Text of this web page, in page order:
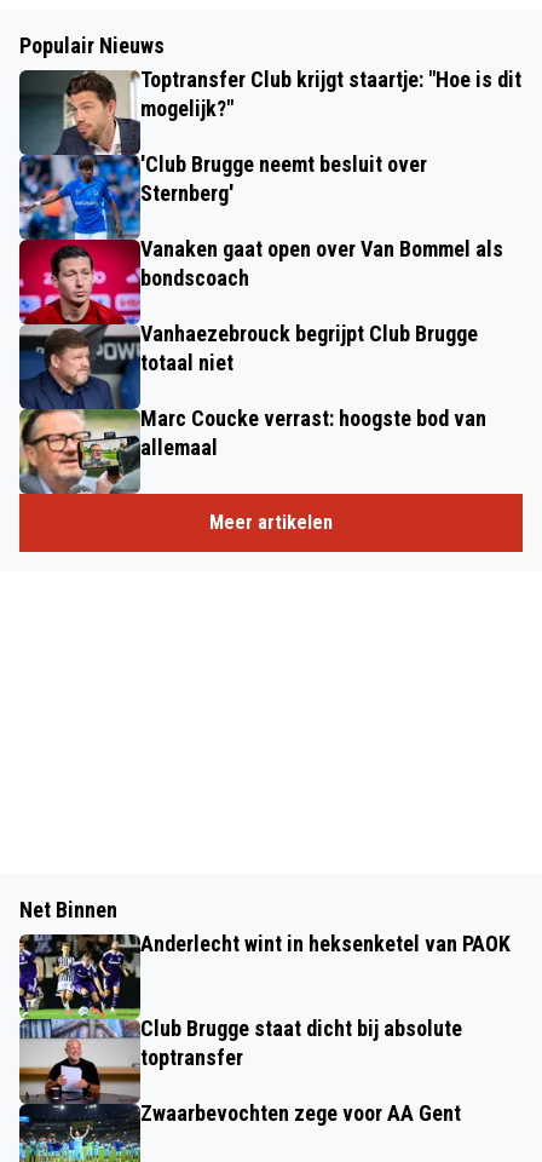
Populair Nieuws
Toptransfer Club krijgt staartje: "Hoe is dit
mogelijk?"
'Club Brugge neemt besluit over
Sternberg'
Vanaken gaat open over Van Bommel als
bondscoach
Vanhaezebrouck begrijpt Club Brugge
totaal niet
Marc Coucke verrast: hoogste bod van
allemaal
Meer artikelen
Net Binnen
Anderlecht wint in heksenketel van PAOK
Club Brugge staat dicht bij absolute
toptransfer
Zwaarbevochten zege voor AA Gent